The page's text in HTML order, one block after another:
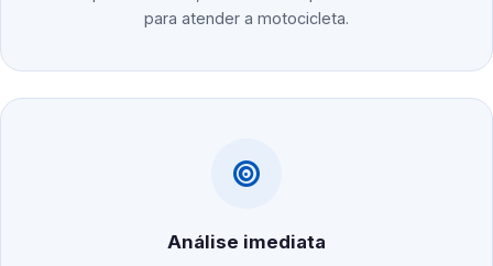
para atender a motocicleta.
Análise imediata